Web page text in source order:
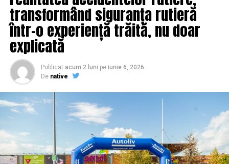
transformând siguranța rutieră
într-o experiență trăită, nu doar
explicată
Publicat acum 2 luni pe iunie 6, 2026
De native